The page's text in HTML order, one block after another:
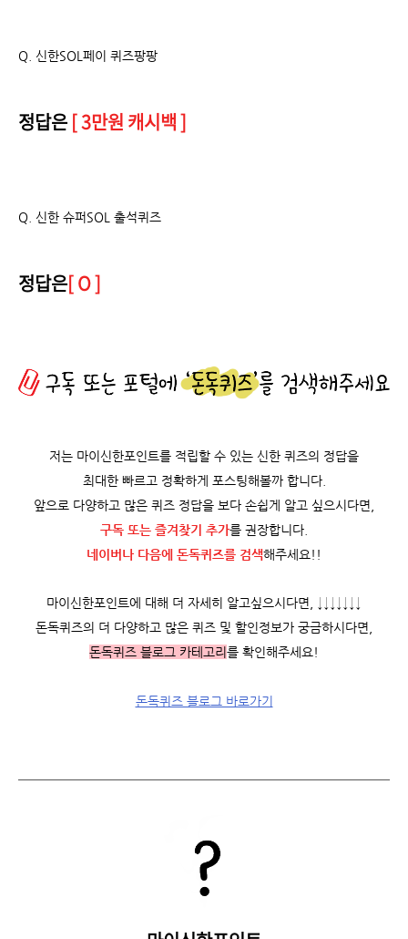
Q. 신한SOL페이 퀴즈팡팡
정답은 [ 3만원 캐시백 ]
Q. 신한 슈퍼SOL 출석퀴즈
정답은[ O ]
저는 마이신한포인트를 적립할 수 있는 신한 퀴즈의 정답을
최대한 빠르고 정확하게 포스팅해볼까 합니다.
앞으로 다양하고 많은 퀴즈 정답을 보다 손쉽게 알고 싶으시다면,
구독 또는 즐겨찾기 추가를 권장합니다.
네이버나 다음에 돈독퀴즈를 검색해주세요!!
마이신한포인트에 대해 더 자세히 알고싶으시다면, ↓↓↓↓↓↓↓
돈독퀴즈의 더 다양하고 많은 퀴즈 및 할인정보가 궁금하시다면,
돈독퀴즈 블로그 카테고리를 확인해주세요!
돈독퀴즈 블로그 바로가기